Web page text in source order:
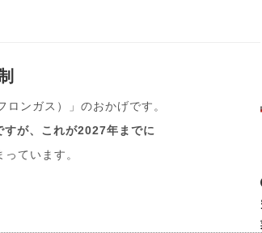
ンガス）」のおかげです。
すが、これが2027年までに
ています。